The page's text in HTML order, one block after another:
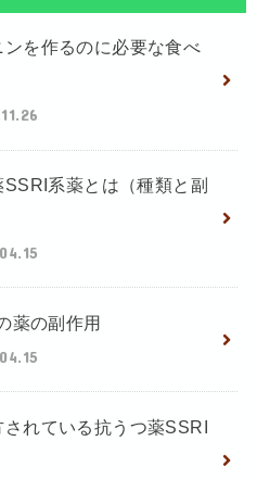
ンを作るのに必要な食べ
SSRI系薬とは（種類と副
薬の副作用
されている抗うつ薬SSRI